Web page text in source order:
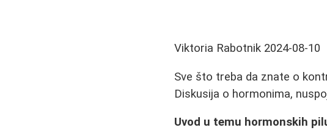
Viktoria Rabotnik 2024-08-10
Sve što treba da znate o
Diskusija o hormonima,
Uvod u temu hormonskih